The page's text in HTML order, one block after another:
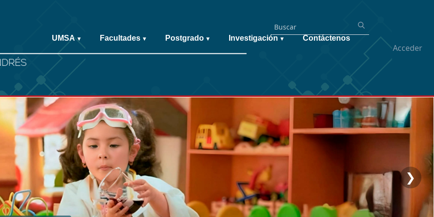
Acceder
UMSA ▾ Facultades ▾ Postgrado ▾ Investigación ▾ Contáctenos
❯